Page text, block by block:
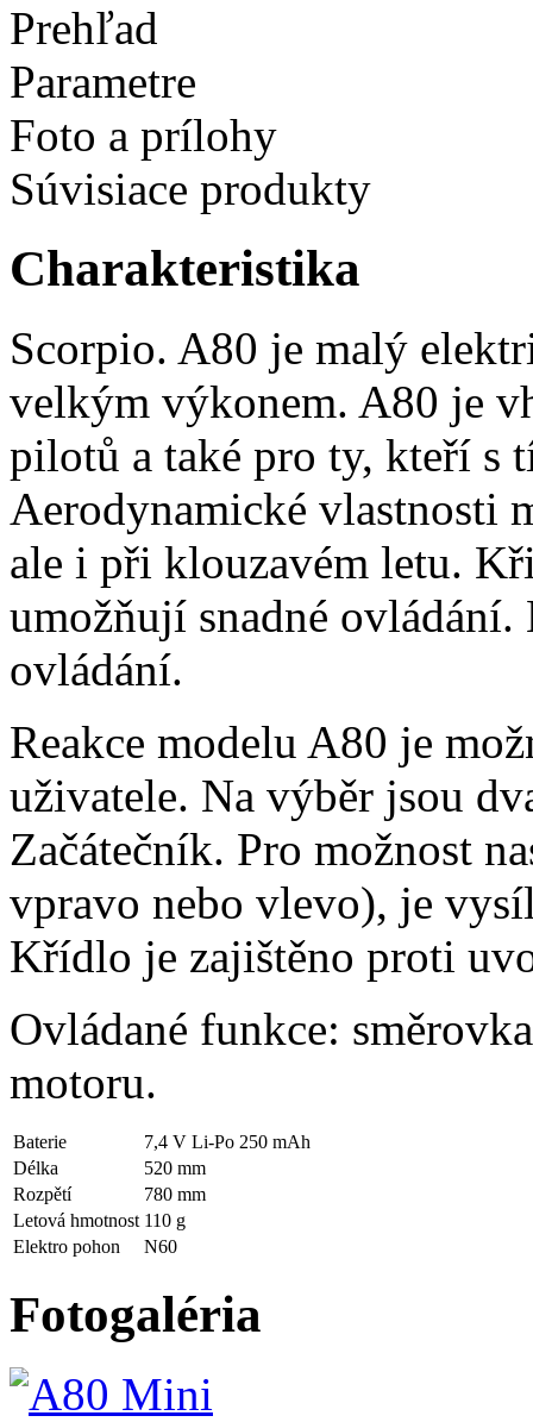
Prehľad
Parametre
Foto a prílohy
Súvisiace produkty
Charakteristika
Scorpio. A80 je malý
velkým výkonem. A80 je
pilotů a také pro ty, kteří s
Aerodynamické vlastnosti
ale i při klouzavém letu.
umožňují snadné
ovládání.
Reakce modelu A80 je
uživatele. Na výběr jsou
Začátečník. Pro možnost
vpravo nebo vlevo), je
Křídlo je zajištěno proti
Ovládané funkce:
motoru.
Baterie
7,4 V Li-Po 250 mAh
Délka
520 mm
Rozpětí
780 mm
Letová hmotnost 110 g
Elektro pohon
N60
Fotogaléria